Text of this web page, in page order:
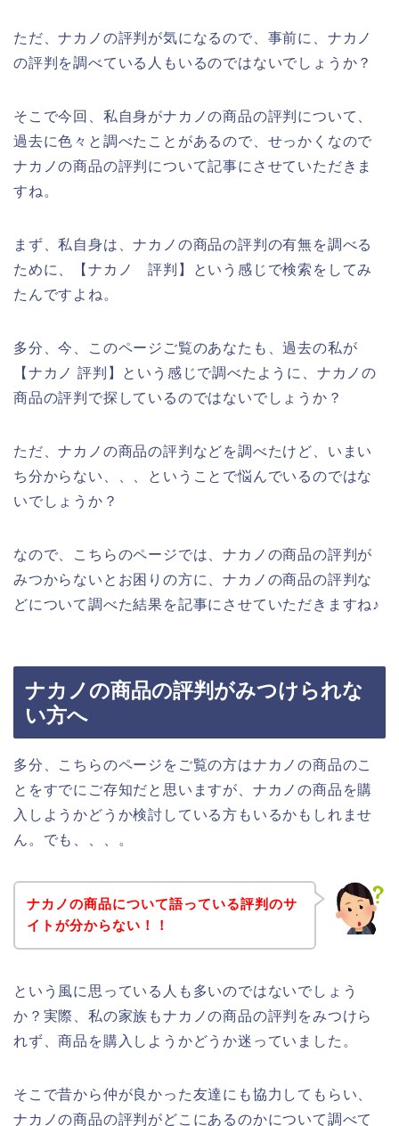
ただ、ナカノの評判が気になるので、事前に、ナカノ
の評判を調べている人もいるのではないでしょうか？
そこで今回、私自身がナカノの商品の評判について、
過去に色々と調べたことがあるので、せっかくなので
ナカノの商品の評判について記事にさせていただきま
すね。
まず、私自身は、ナカノの商品の評判の有無を調べる
ために、【ナカノ 評判】という感じで検索をしてみ
たんですよね。
多分、今、このページご覧のあなたも、過去の私が
【ナカノ 評判】という感じで調べたように、ナカノの
商品の評判で探しているのではないでしょうか？
ただ、ナカノの商品の評判などを調べたけど、いまい
ち分からない、、、ということで悩んでいるのではな
いでしょうか？
なので、こちらのページでは、ナカノの商品の評判が
みつからないとお困りの方に、ナカノの商品の評判な
どについて調べた結果を記事にさせていただきますね♪
ナカノの商品の評判がみつけられな
い方へ
多分、こちらのページをご覧の方はナカノの商品のこ
とをすでにご存知だと思いますが、ナカノの商品を購
入しようかどうか検討している方もいるかもしれませ
ん。でも、、、。
ナカノの商品について語っている評判のサ
イトが分からない！！
という風に思っている人も多いのではないでしょう
か？実際、私の家族もナカノの商品の評判をみつけら
れず、商品を購入しようかどうか迷っていました。
そこで昔から仲が良かった友達にも協力してもらい、
ナカノの商品の評判がどこにあるのかについて調べて